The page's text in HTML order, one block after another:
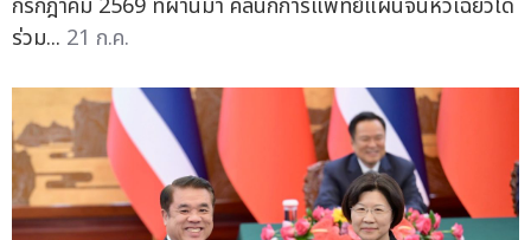
ร่วม... 21 ก.ค.